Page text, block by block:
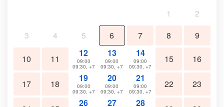
1
2
3
4 5 6 7 8 9
10 11
12
09:00
09:30, +7
13
09:00
09:30, +7
14
09:00
09:30, +7
15 16
17 18
19
09:00
09:30, +7
20
09:00
09:30, +7
21
09:00
09:30, +7
22 23
26 27 28